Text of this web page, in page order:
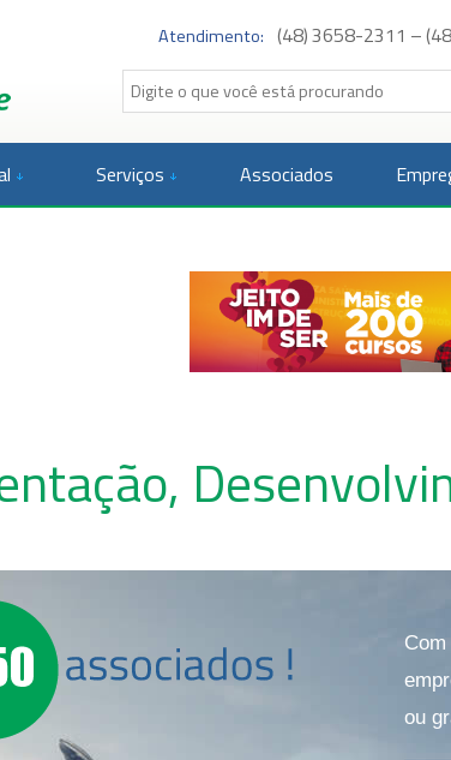
Atendimento: (48) 3658-2311 –
Serviços Associados
ou